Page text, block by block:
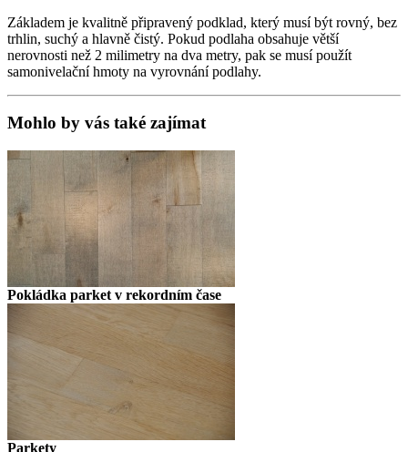
Základem je kvalitně připravený podklad, který musí být rovný, bez
trhlin, suchý a hlavně čistý. Pokud podlaha obsahuje větší
nerovnosti než 2 milimetry na dva metry, pak se musí použít
samonivelační hmoty na vyrovnání podlahy.
Mohlo by vás také zajímat
Pokládka parket v rekordním čase
Parkety